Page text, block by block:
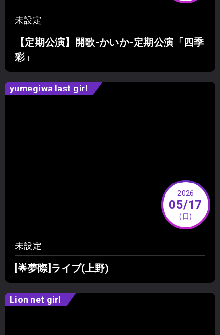
未設定
【定期公演】開歌-かいか-定期公演「四季
彩」
yumegiwa last girl
2026
05/17
(日)
未設定
[🌟夢際]ライブ(上野)
Lion net girl